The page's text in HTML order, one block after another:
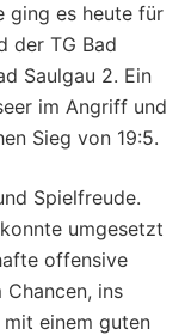
ging es heute für
der TG Bad
Saulgau 2. Ein
im Angriff und
Sieg von 19:5.
Spielfreude.
umgesetzt
offensive
Chancen, ins
einem guten